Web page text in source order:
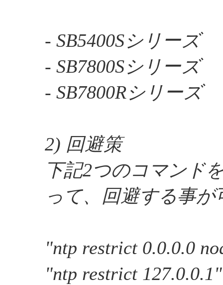
- SB5400Sシリーズ
- SB7800Sシリーズ
- SB7800Rシリーズ
2) 回避策
下記2つのコマンド
って、回避する事が
"ntp restrict 0.0.0.0
"ntp restrict 127.0.0.1"